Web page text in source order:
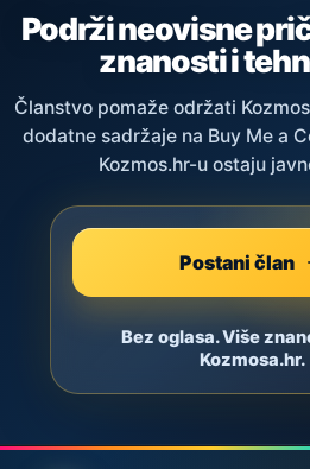
Podrži neovisne
znanosti i
Članstvo pomaže održati
dodatne sadržaje na Buy Me a
Kozmos.hr-u ostaju
Postani član
Bez oglasa. Više
Kozmosa.hr.